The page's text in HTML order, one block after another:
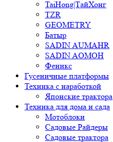
TaiHong|ТайХонг
TZR
GEOMETRY
Батыр
SADIN AUMAHR
SADIN AOMOH
Феникс
Гусеничные платформы
Техника с наработкой
Японские трактора
Техника для дома и сада
Мотоблоки
Садовые Райдеры
Садовые трактора